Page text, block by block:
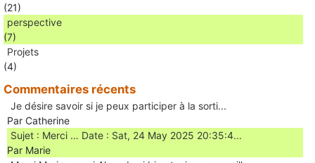
(21)
perspective
(7)
Projets
(4)
Commentaires récents
Je désire savoir si je peux participer à la sorti...
Par Catherine
Sujet : Merci … Date : Sat, 24 May 2025 20:35:4...
Par Marie